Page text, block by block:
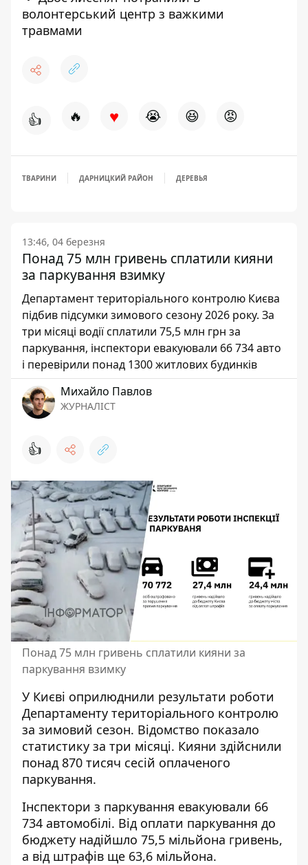
волонтерський центр з важкими
травмами
👍 🔥 ♥ 😭 😆 😡
ТВАРИНИ ДАРНИЦКИЙ РАЙОН ДЕРЕВЬЯ
13:46, 04 березня
Понад 75 млн гривень сплатили кияни
за паркування взимку
Департамент територіального контролю Києва
підбив підсумки зимового сезону 2026 року. За
три місяці водії сплатили 75,5 млн грн за
паркування, інспектори евакуювали 66 734 авто
і перевірили понад 1300 житлових будинків
Михайло Павлов
ЖУРНАЛІСТ
👍
Понад 75 млн гривень сплатили кияни за
паркування взимку
У Києві оприлюднили результати роботи
Департаменту територіального контролю
за зимовий сезон. Відомство показало
статистику за три місяці. Кияни здійснили
понад 870 тисяч сесій оплаченого
паркування.
Інспектори з паркування евакуювали 66
734 автомобілі. Від оплати паркування до
бюджету надійшло 75,5 мільйона гривень,
а від штрафів ще 63,6 мільйона.